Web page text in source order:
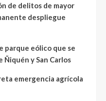
de delitos de mayor
despliegue
parque eólico que se
Ñiquén y San Carlos
emergencia agrícola